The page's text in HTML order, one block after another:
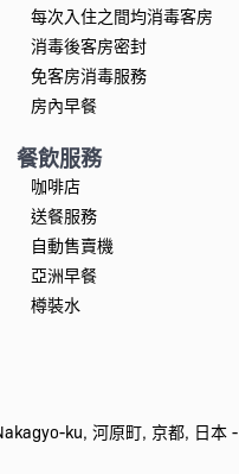
每次入住之間均消毒客房
消毒後客房密封
免客房消毒服務
房內早餐
餐飲服務
咖啡店
送餐服務
自動售賣機
亞洲早餐
樽裝水
ku, 河原町, 京都, 日本 -